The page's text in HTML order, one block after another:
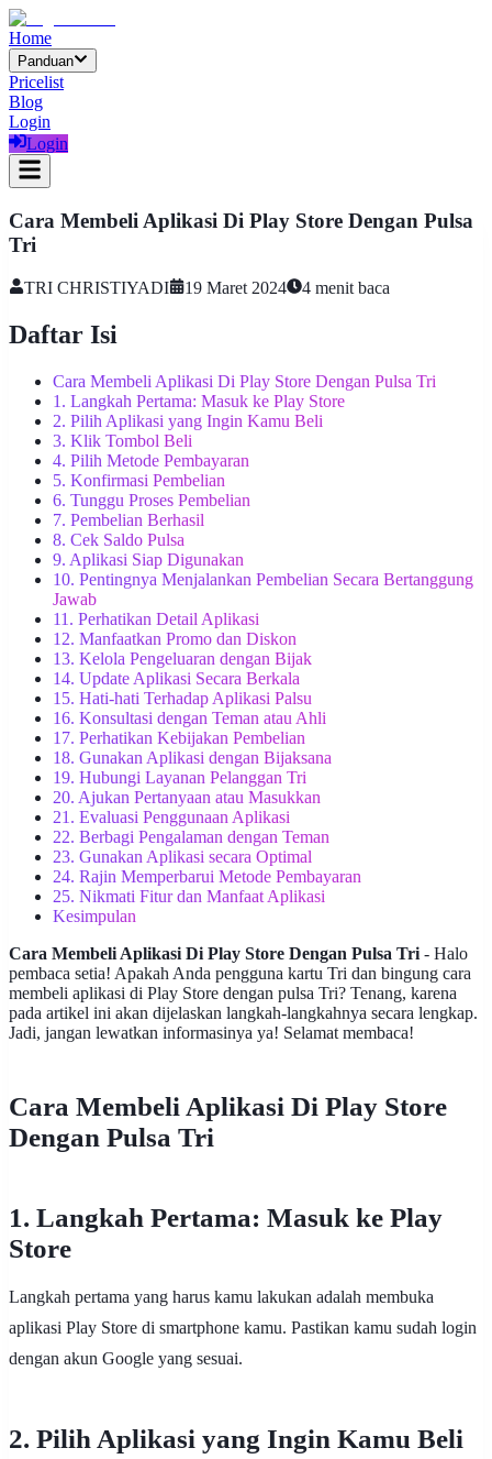
Home
Panduan
Pricelist
Blog
Login
Login
Cara Membeli Aplikasi Di Play Store Dengan Pulsa
Tri
TRI CHRISTIYADI 19 Maret 2024 4 menit baca
Daftar Isi
Cara Membeli Aplikasi Di Play Store Dengan Pulsa Tri
1. Langkah Pertama: Masuk ke Play Store
2. Pilih Aplikasi yang Ingin Kamu Beli
3. Klik Tombol Beli
4. Pilih Metode Pembayaran
5. Konfirmasi Pembelian
6. Tunggu Proses Pembelian
7. Pembelian Berhasil
8. Cek Saldo Pulsa
9. Aplikasi Siap Digunakan
10. Pentingnya Menjalankan Pembelian Secara Bertanggung
Jawab
11. Perhatikan Detail Aplikasi
12. Manfaatkan Promo dan Diskon
13. Kelola Pengeluaran dengan Bijak
14. Update Aplikasi Secara Berkala
15. Hati-hati Terhadap Aplikasi Palsu
16. Konsultasi dengan Teman atau Ahli
17. Perhatikan Kebijakan Pembelian
18. Gunakan Aplikasi dengan Bijaksana
19. Hubungi Layanan Pelanggan Tri
20. Ajukan Pertanyaan atau Masukkan
21. Evaluasi Penggunaan Aplikasi
22. Berbagi Pengalaman dengan Teman
23. Gunakan Aplikasi secara Optimal
24. Rajin Memperbarui Metode Pembayaran
25. Nikmati Fitur dan Manfaat Aplikasi
Kesimpulan
Cara Membeli Aplikasi Di Play Store Dengan Pulsa Tri - Halo
pembaca setia! Apakah Anda pengguna kartu Tri dan bingung cara
membeli aplikasi di Play Store dengan pulsa Tri? Tenang, karena
pada artikel ini akan dijelaskan langkah-langkahnya secara lengkap.
Jadi, jangan lewatkan informasinya ya! Selamat membaca!
Cara Membeli Aplikasi Di Play Store
Dengan Pulsa Tri
1. Langkah Pertama: Masuk ke Play
Store
Langkah pertama yang harus kamu lakukan adalah membuka
aplikasi Play Store di smartphone kamu. Pastikan kamu sudah login
dengan akun Google yang sesuai.
2. Pilih Aplikasi yang Ingin Kamu Beli